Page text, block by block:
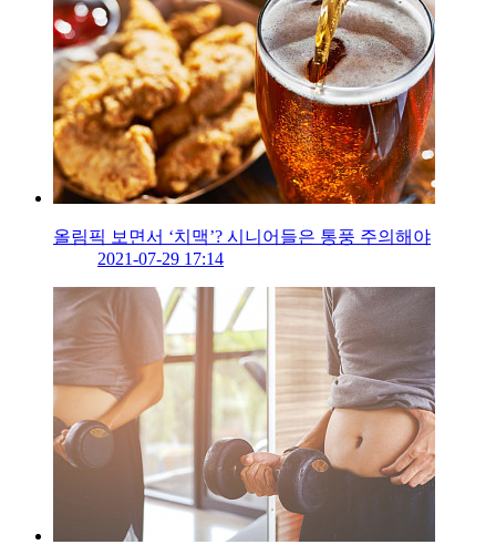
올림픽 보면서 ‘치맥’? 시니어들은 통풍 주의해야
2021-07-29 17:14